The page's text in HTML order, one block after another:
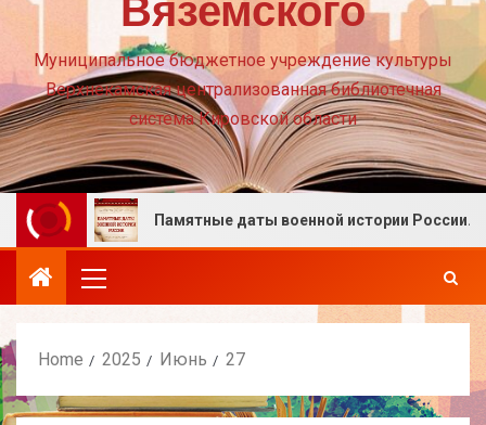
Муниципальное бюджетное учреждение культуры
Верхнекамская централизованная библиотечная
система Кировской области
Памятные даты военной истории России.
Home 2025 Июнь 27